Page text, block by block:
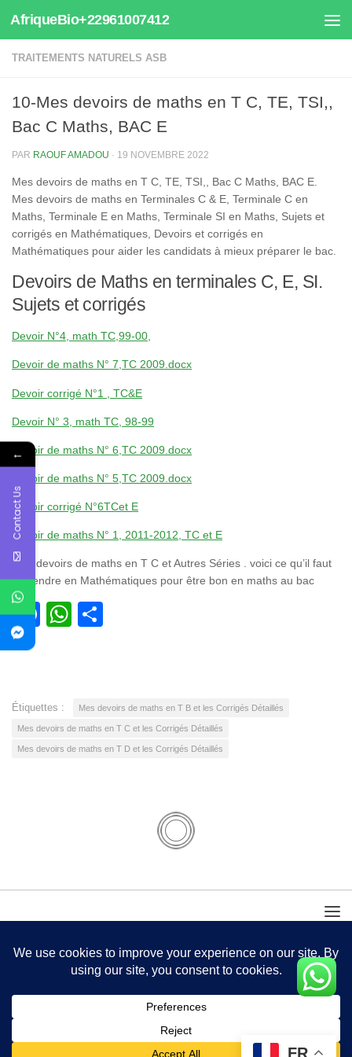
Au dessous du contenu
AfriqueBio+22961007412
TRAITEMENTS NATURELS ASB
10-Mes devoirs de maths en T C, TE, TSI,,
Bac C Maths, BAC E
PAR RAOUF AMADOU · 19 NOVEMBRE 2022
Mes devoirs de maths en T C, TE, TSI,, Bac C Maths, BAC E.
Mes devoirs de maths en Terminales C & E, Terminale C en
Maths, Terminale E en Maths, Terminale SI en Maths, Sujets et
corrigés en Mathématiques, Devoirs et corrigés en
Mathématiques pour aider les candidats à mieux préparer le bac.
Devoirs de Maths en terminales C, E, SI.
Sujets et corrigés
Devoir N°4, math TC,99-00,
Devoir de maths N° 7,TC 2009.docx
Devoir corrigé N°1 , TC&E
Devoir N° 3, math TC, 98-99
Devoir de maths N° 6,TC 2009.docx
Devoir de maths N° 5,TC 2009.docx
Devoir corrigé N°6TCet E
Devoir de maths N° 1, 2011-2012, TC et E
Mes devoirs de maths en T C et Autres Séries . voici ce qu’il faut
reprendre en Mathématiques pour être bon en maths au bac
Facebook
WhatsApp
Étiquettes : Mes devoirs de maths en T B et les Corrigés Détaillés
Mes devoirs de maths en T C et les Corrigés Détaillés
Mes devoirs de maths en T D et les Corrigés Détaillés
FR
←
Contact Us